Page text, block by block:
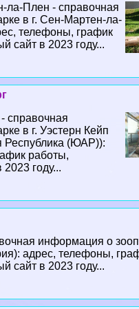
ла-Плен - справочная
в г. Сен-Мартен-ла-
телефоны, график
сайт в 2023 году...
справочная
в г. Уэстерн Кейп
(ЮАР)):
работы,
году...
информация о
адрес, телефоны,
сайт в 2023 году...